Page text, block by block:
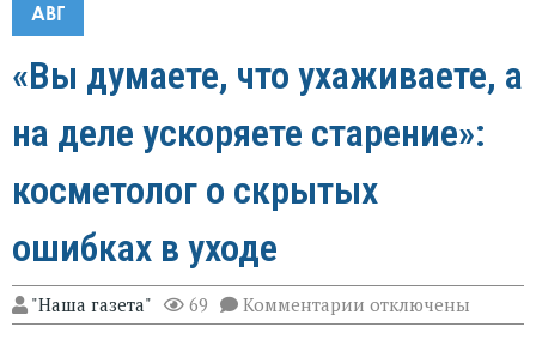
АВГ
«Вы думаете, что ухаживаете, а
на деле ускоряете старение»:
косметолог о скрытых
ошибках в уходе
"Наша газета" 69 Комментарии к
записи
отключены